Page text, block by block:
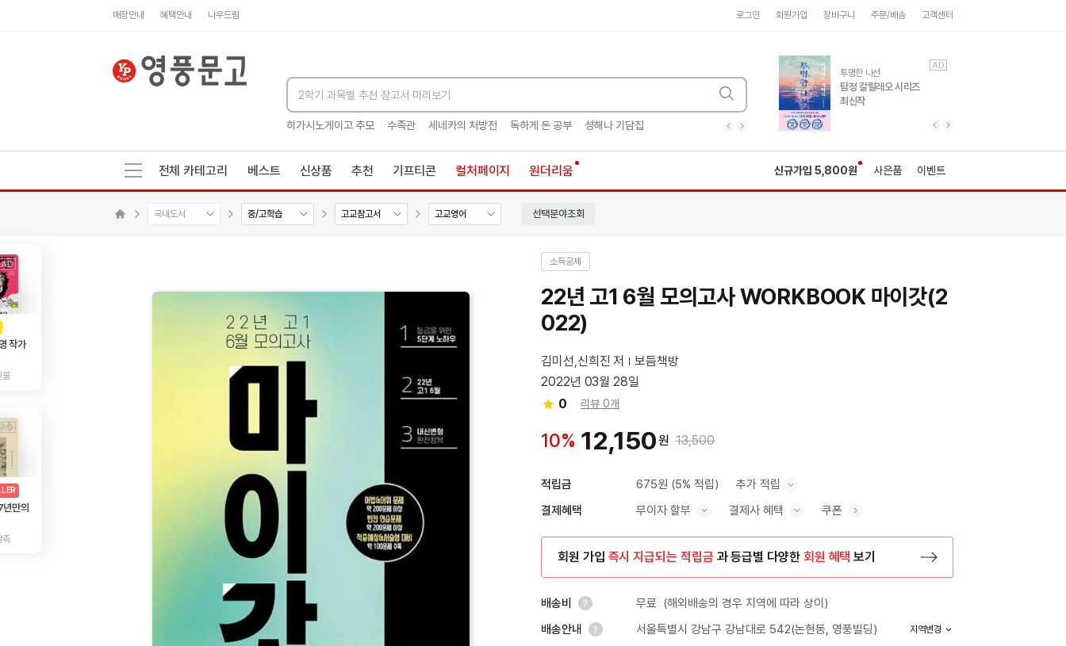
매장안내 혜택안내 나우드림 로그인 회원가입 장바구니 주문/배송 고객센터
히가시노게이고 추모 수족관 세네카의 처방전 독하게 돈 공부 성해나 기담집 히가시노게이고 추모 수족관 독하게 돈 공부
유럽 도시 기행3
풍성한 서사와 인문학적
통찰!
AD
투명한 나선
탐정 갈릴레오 시리즈
최신작
AD
전체 카테고리 베스트 신상품 추천 기프티콘 컬처페이지 원더리움 신규가입 5,800원 사은품 이벤트
국내도서 중/고학습 고교참고서 고교영어 선택분야조회
AD
작가
물
AD
년만의
촉
소득공제
22년 고1 6월 모의고사 WORKBOOK 마이갓(2
022)
김미선,신희진 저
보듬책방
2022년 03월 28일
0
리뷰 0개
10% 12,150원 13,500
적립금 675원 (5% 적립) 추가 적립
결제혜택 무이자 할부 결제사 혜택 쿠폰
회원 가입 즉시 지급되는 적립금 과 등급별 다양한 회원 혜택 보기
배송비 무료 (해외배송의 경우 지역에 따라 상이)
배송안내
서울특별시 강남구 강남대로 542(논현동, 영풍빌딩) 지역변경